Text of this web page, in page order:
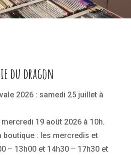
du dragon
2026 : samedi 25 juillet à
19 août 2026 à 10h.
boutique : les mercredis et
– 13h00 et 14h30 – 17h30 et